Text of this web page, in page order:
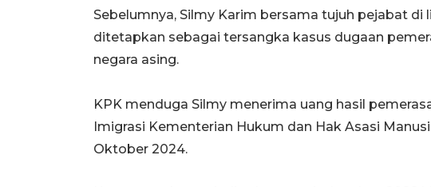
Sebelumnya, Silmy Karim bersama tujuh pejabat
ditetapkan sebagai tersangka kasus dugaan
negara asing.
KPK menduga Silmy menerima uang hasil
Imigrasi Kementerian Hukum dan Hak Asasi
Oktober 2024.